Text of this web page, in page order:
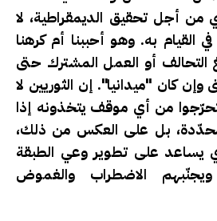
من أجل تحقيق الديمقراطية، لا
في القيام به. وهو أحببنا أم كرهنا
أو العمل المشترك حتى
كان "ميدانيا". إن الثوريين لا
من أي موقف يتخذونه إذا
بل على العكس من ذلك،
يساعد على تطوير وعي الطبقة
ويجنّبهم الاضطراب والغموض